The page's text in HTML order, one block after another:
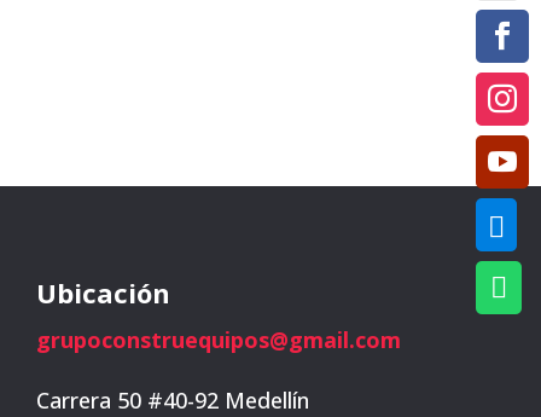





Ubicación
grupoconstruequipos@gmail.com
Carrera 50 #40-92 Medellín